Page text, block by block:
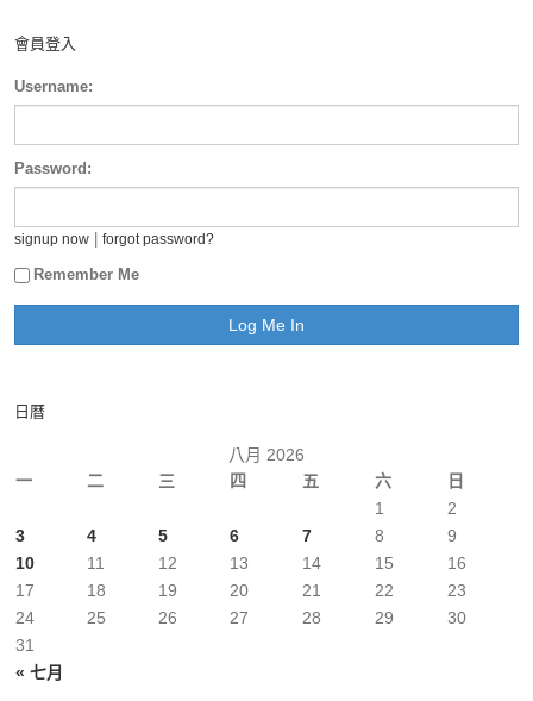
會員登入
Username:
Password:
signup now forgot password?
Remember Me
日曆
八月 2026
一
二 三 四 五 六 日
« 七月
1
2
3
4 5 6 7 8
9
10
11 12 13 14 15
16
17
18 19 20 21 22
23
24
25 26 27 28 29
30
31